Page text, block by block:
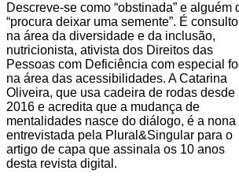
Descreve-se como “obstinada” e alguém
“procura deixar uma semente”. É
na área da diversidade e da inclusão,
nutricionista, ativista dos Direitos das
Pessoas com Deficiência com especial
na área das acessibilidades. A Catarina
Oliveira, que usa cadeira de rodas desde
2016 e acredita que a mudança de
mentalidades nasce do diálogo, é a nona
entrevistada pela Plural&Singular para o
artigo de capa que assinala os 10 anos
desta revista digital.